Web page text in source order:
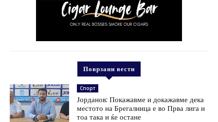
Поврзани вести
Спорт
Јорданов: Покажавме и докажавме дека
местото на Брегалница е во Прва лига и
тоа така и ќе остане